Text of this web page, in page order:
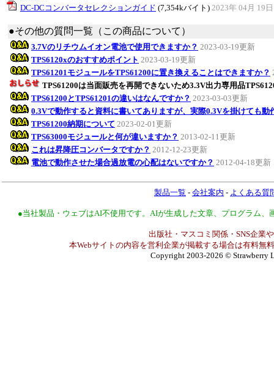
DC-DCコンバータセレクションガイド (7,354kバイト) 2023年 04月 19日
●その他の質問一覧（この商品について）
3.7Vのリチウムイオン電池で使用できますか？ 2023-03-19更新
TPS6120xのおすすめポイント 2023-03-19更新
TPS61201モジュールをTPS61200に置き換えることはできますか？
TPS61200は当面販売を再開できないため3.3V出力専用品
TPS61200とTPS61201の違いはなんですか？ 2023-03-03更新
0.3Vで動作すると資料に書いてありますが、実際0.3Vを掛けても動
TPS61200納期について 2023-02-01更新
TPS63000モジュールと何が違いますか？ 2013-02-11更新
これは昇降圧コンバータですか？ 2012-12-23更新
電池で動作させた場合過放電の心配はないですか？ 2012-04-18更新
製品一覧 - 会社案内 - よくある質
●当社製品・ウェブはAI不使用です。AIが生成した文章、プログラム
出版社・マスコミ関係・SNS企業
本Webサイトの内容を営利企業が掲載する場合は有料無
Copyright 2003-2026 © Strawberry